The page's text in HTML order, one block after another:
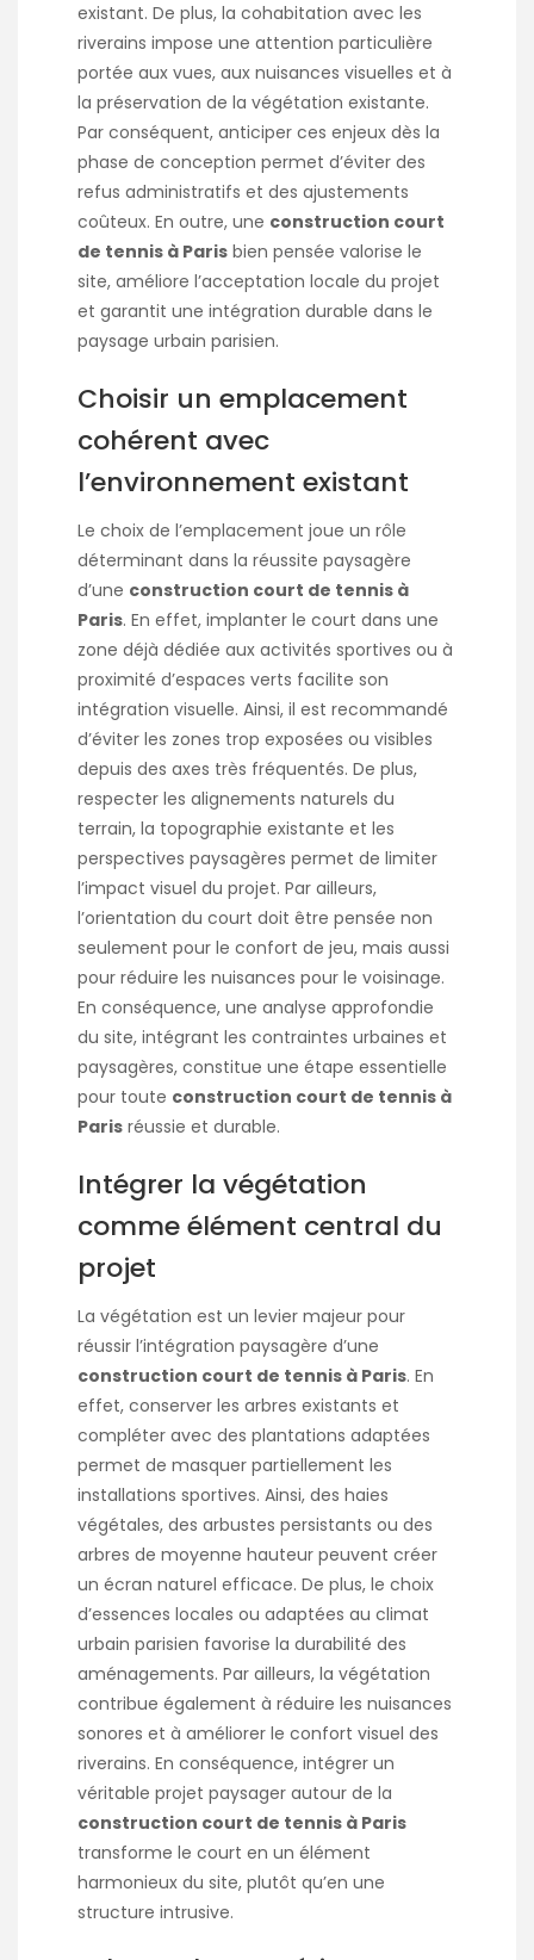
existant. De plus, la cohabitation avec les
riverains impose une attention particulière
portée aux vues, aux nuisances visuelles et à
la préservation de la végétation existante.
Par conséquent, anticiper ces enjeux dès la
phase de conception permet d’éviter des
refus administratifs et des ajustements
coûteux. En outre, une construction court
de tennis à Paris bien pensée valorise le
site, améliore l’acceptation locale du projet
et garantit une intégration durable dans le
paysage urbain parisien.
Choisir un emplacement
cohérent avec
l’environnement existant
Le choix de l’emplacement joue un rôle
déterminant dans la réussite paysagère
d’une construction court de tennis à
Paris. En effet, implanter le court dans une
zone déjà dédiée aux activités sportives ou à
proximité d’espaces verts facilite son
intégration visuelle. Ainsi, il est recommandé
d’éviter les zones trop exposées ou visibles
depuis des axes très fréquentés. De plus,
respecter les alignements naturels du
terrain, la topographie existante et les
perspectives paysagères permet de limiter
l’impact visuel du projet. Par ailleurs,
l’orientation du court doit être pensée non
seulement pour le confort de jeu, mais aussi
pour réduire les nuisances pour le voisinage.
En conséquence, une analyse approfondie
du site, intégrant les contraintes urbaines et
paysagères, constitue une étape essentielle
pour toute construction court de tennis à
Paris réussie et durable.
Intégrer la végétation
comme élément central du
projet
La végétation est un levier majeur pour
réussir l’intégration paysagère d’une
construction court de tennis à Paris. En
effet, conserver les arbres existants et
compléter avec des plantations adaptées
permet de masquer partiellement les
installations sportives. Ainsi, des haies
végétales, des arbustes persistants ou des
arbres de moyenne hauteur peuvent créer
un écran naturel efficace. De plus, le choix
d’essences locales ou adaptées au climat
urbain parisien favorise la durabilité des
aménagements. Par ailleurs, la végétation
contribue également à réduire les nuisances
sonores et à améliorer le confort visuel des
riverains. En conséquence, intégrer un
véritable projet paysager autour de la
construction court de tennis à Paris
transforme le court en un élément
harmonieux du site, plutôt qu’en une
structure intrusive.